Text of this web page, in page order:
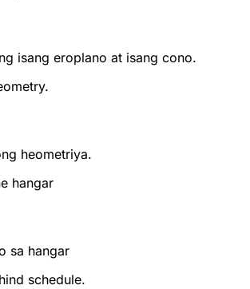
isang eroplano at isang cono.
heometriya.
hangar
sa hangar
schedule.